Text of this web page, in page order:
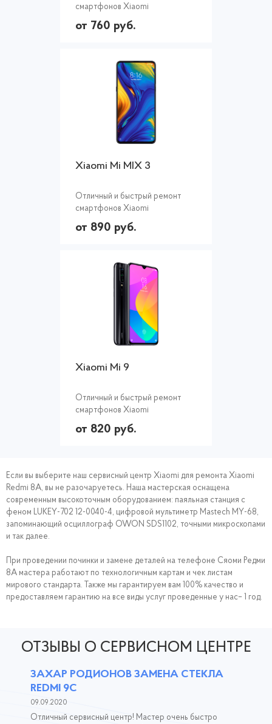
смартфонов Xiaomi
от 760 руб.
Xiaomi Mi MIX 3
Отличный и быстрый ремонт
смартфонов Xiaomi
от 890 руб.
Xiaomi Mi 9
Отличный и быстрый ремонт
смартфонов Xiaomi
от 820 руб.
Если вы выберите наш сервисный центр Xiaomi для ремонта Xiaomi
Redmi 8A, вы не разочаруетесь. Наша мастерская оснащена
современным высокоточным оборудованием: паяльная станция с
феном LUKEY-702 12-0040-4, цифровой мультиметр Mastech MY-68,
запоминающий осциллограф OWON SDS1102, точными микроскопами
и так далее.
При проведении починки и замене деталей на телефоне Сяоми Редми
8A мастера работают по технологичным картам и чек листам
мирового стандарта. Также мы гарантируем вам 100% качество и
предоставляем гарантию на все виды услуг проведенные у нас– 1 год.
ОТЗЫВЫ О СЕРВИСНОМ ЦЕНТРЕ
ЗАХАР РОДИОНОВ ЗАМЕНА СТЕКЛА
REDMI 9C
09.09.2020
Отличный сервисный центр! Мастер очень быстро